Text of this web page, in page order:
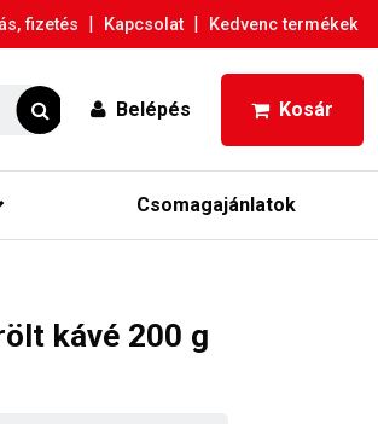
fizetés | Kapcsolat | Kedvenc termékek
Belépés Kosár
Csomagajánlatok
kávé 200 g